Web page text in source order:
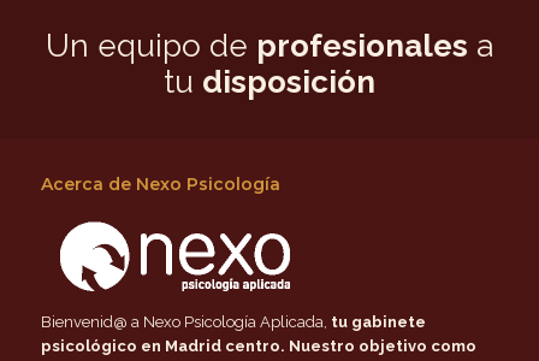
Un equipo de profesionales a
tu disposición
Acerca de Nexo Psicología
Bienvenid@ a Nexo Psicología Aplicada, tu gabinete
psicológico en Madrid centro. Nuestro objetivo como